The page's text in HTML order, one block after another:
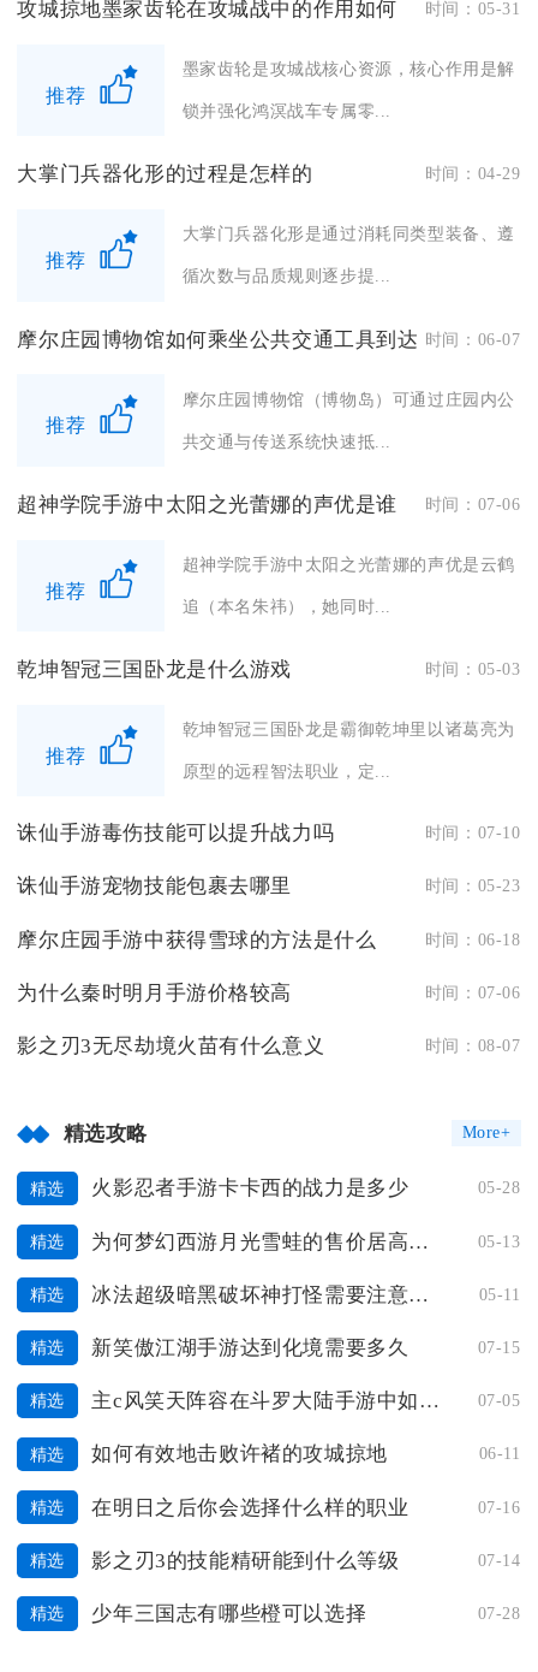
攻城掠地墨家齿轮在攻城战中的作用如何 时间：05-31
推荐
墨家齿轮是攻城战核心资源，核心作用是解
锁并强化鸿溟战车专属零...
大掌门兵器化形的过程是怎样的 时间：04-29
推荐
大掌门兵器化形是通过消耗同类型装备、遵
循次数与品质规则逐步提...
摩尔庄园博物馆如何乘坐公共交通工具到达 时间：06-07
推荐
摩尔庄园博物馆（博物岛）可通过庄园内公
共交通与传送系统快速抵...
超神学院手游中太阳之光蕾娜的声优是谁 时间：07-06
推荐
超神学院手游中太阳之光蕾娜的声优是云鹤
追（本名朱祎），她同时...
乾坤智冠三国卧龙是什么游戏 时间：05-03
推荐
乾坤智冠三国卧龙是霸御乾坤里以诸葛亮为
原型的远程智法职业，定...
诛仙手游毒伤技能可以提升战力吗 时间：07-10
诛仙手游宠物技能包裹去哪里 时间：05-23
摩尔庄园手游中获得雪球的方法是什么 时间：06-18
为什么秦时明月手游价格较高 时间：07-06
影之刃3无尽劫境火苗有什么意义 时间：08-07
精选攻略 More+
精选 火影忍者手游卡卡西的战力是多少 05-28
精选 为何梦幻西游月光雪蛙的售价居高不下 05-13
精选 冰法超级暗黑破坏神打怪需要注意哪些技巧 05-11
精选 新笑傲江湖手游达到化境需要多久 07-15
精选 主c风笑天阵容在斗罗大陆手游中如何发挥 07-05
精选 如何有效地击败许褚的攻城掠地 06-11
精选 在明日之后你会选择什么样的职业 07-16
精选 影之刃3的技能精研能到什么等级 07-14
精选 少年三国志有哪些橙可以选择 07-28